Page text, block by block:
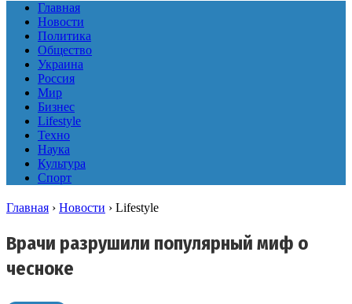
Главная
Новости
Политика
Общество
Украина
Россия
Мир
Бизнес
Lifestyle
Техно
Наука
Культура
Спорт
Главная › Новости › Lifestyle
Врачи разрушили популярный миф о
чесноке